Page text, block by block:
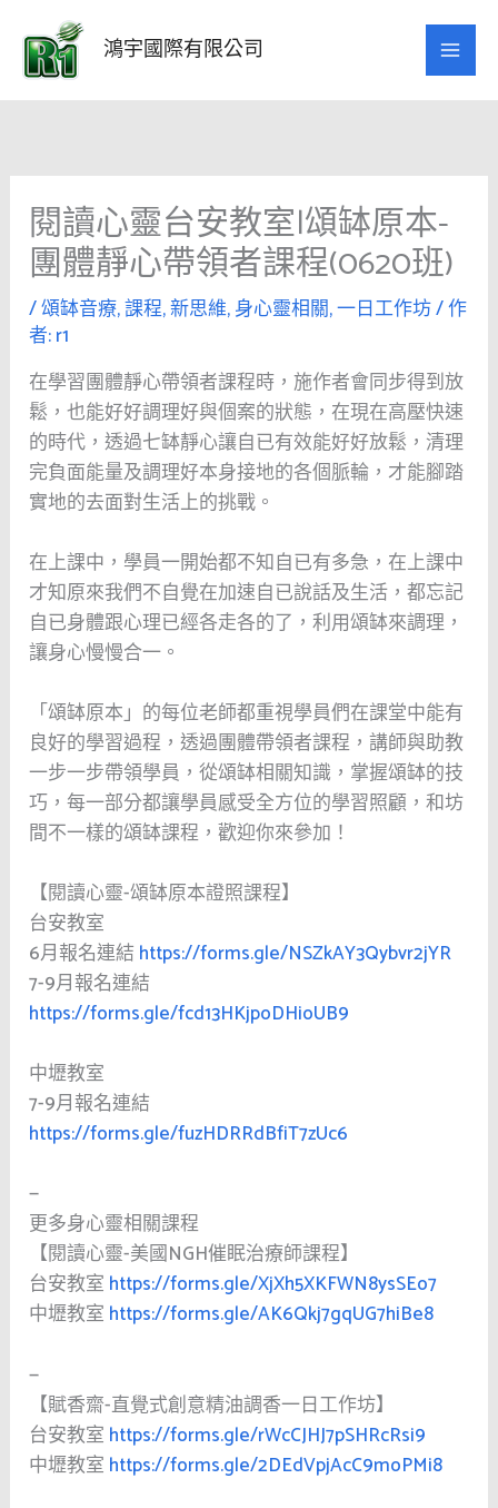
要
鴻宇國際有限公司
閱讀心靈台安教室|頌缽原本-
團體靜心帶領者課程(0620班)
/頌缽音療,課程,新思維,身心靈相關,一日工作坊/ 作
者:r1
在學習團體靜心帶領者課程時，施作者會同步得到放
鬆，也能好好調理好與個案的狀態，在現在高壓快速
的時代，透過七缽靜心讓自已有效能好好放鬆，清理
完負面能量及調理好本身接地的各個脈輪，才能腳踏
實地的去面對生活上的挑戰。
在上課中，學員一開始都不知自已有多急，在上課中
才知原來我們不自覺在加速自已說話及生活，都忘記
自已身體跟心理已經各走各的了，利用頌缽來調理，
讓身心慢慢合一。
「頌缽原本」的每位老師都重視學員們在課堂中能有
良好的學習過程，透過團體帶領者課程，講師與助教
一步一步帶領學員，從頌缽相關知識，掌握頌缽的技
巧，每一部分都讓學員感受全方位的學習照顧，和坊
間不一樣的頌缽課程，歡迎你來參加！
【閱讀心靈-頌缽原本證照課程】
台安教室
6月報名連結 https://forms.gle/NSZkAY3Qybvr2jYR
7-9月報名連結
https://forms.gle/fcd13HKjpoDHioUB9
中壢教室
7-9月報名連結
https://forms.gle/fuzHDRRdBfiT7zUc6
—
更多身心靈相關課程
【閱讀心靈-美國NGH催眠治療師課程】
台安教室 https://forms.gle/XjXh5XKFWN8ysSEo7
中壢教室 https://forms.gle/AK6Qkj7gqUG7hiBe8
—
【賦香齋-直覺式創意精油調香一日工作坊】
台安教室 https://forms.gle/rWcCJHJ7pSHRcRsi9
中壢教室 https://forms.gle/2DEdVpjAcC9moPMi8